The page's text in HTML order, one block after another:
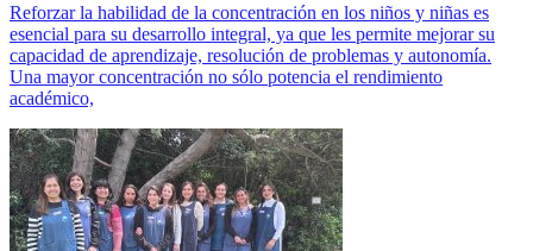
Reforzar la habilidad de la concentración en los niños y niñas es
esencial para su desarrollo integral, ya que les permite mejorar su
capacidad de aprendizaje, resolución de problemas y autonomía.
Una mayor concentración no sólo potencia el rendimiento
académico,